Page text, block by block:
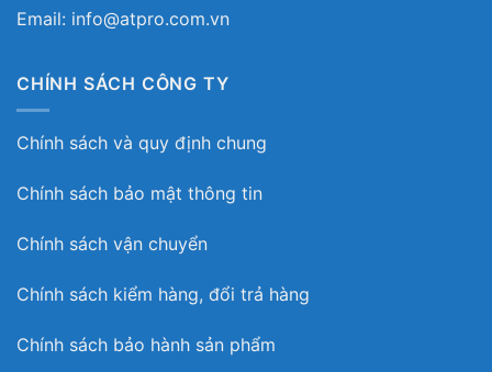
Email: info@atpro.com.vn
CHÍNH SÁCH CÔNG TY
Chính sách và quy định chung
Chính sách bảo mật thông tin
Chính sách vận chuyển
Chính sách kiểm hàng, đổi trả hàng
Chính sách bảo hành sản phẩm